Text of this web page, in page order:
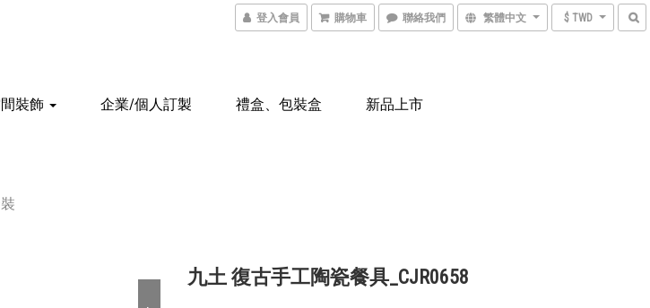
登入會員 購物車 聯絡我們 繁體中文 $ TWD
裝飾 企業/個人訂製 禮盒、包裝盒
新品上市
九土 復古手工陶瓷餐具_CJR0658